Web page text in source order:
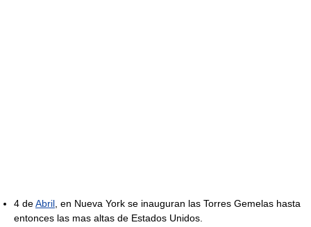
4 deAbril , en Nueva York se inauguran las Torres Gemelas hasta
entonces las mas altas de Estados Unidos.